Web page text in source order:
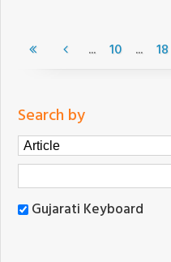
... 10 ... 18
Search by
Gujarati Keyboard